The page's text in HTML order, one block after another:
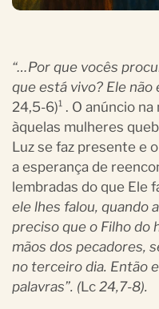
“…Por que vocês
que está vivo? Ele não
24,5-6)¹ . O anúncio
àquelas mulheres
Luz se faz presente e
a esperança de
lembradas do que Ele
ele lhes falou, quando
preciso que o Filho do
mãos dos pecadores,
no terceiro dia. Então
palavras”. (Lc 24,7-8).